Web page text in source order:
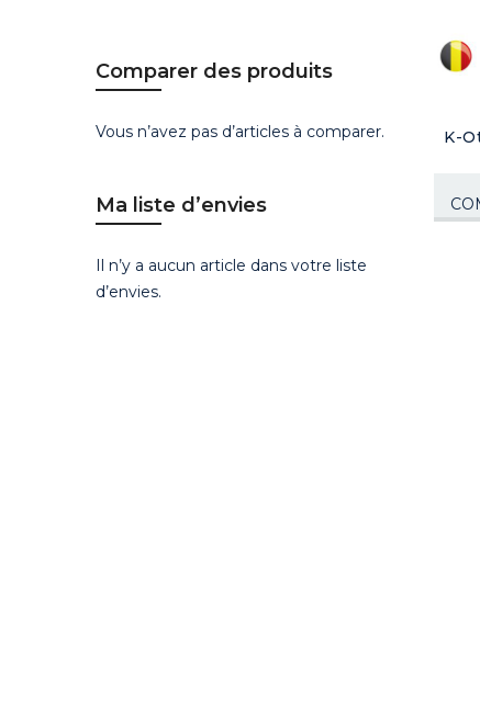
K-
Comparer des produits
Vous n’avez pas d’articles à comparer.
Ma liste d’envies
Il n’y a aucun article dans votre liste
d’envies.